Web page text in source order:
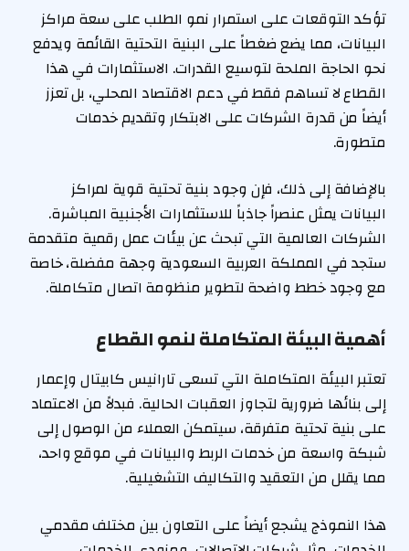
تؤكد التوقعات على استمرار نمو الطلب على سعة مراكز
البيانات، مما يضع ضغطاً على البنية التحتية القائمة ويدفع
نحو الحاجة الملحة لتوسيع القدرات. الاستثمارات في هذا
القطاع لا تساهم فقط في دعم الاقتصاد المحلي، بل تعزز
أيضاً من قدرة الشركات على الابتكار وتقديم خدمات
متطورة.
بالإضافة إلى ذلك، فإن وجود بنية تحتية قوية لمراكز
البيانات يمثل عنصراً جاذباً للاستثمارات الأجنبية المباشرة.
الشركات العالمية التي تبحث عن بيئات عمل رقمية متقدمة
ستجد في المملكة العربية السعودية وجهة مفضلة، خاصة
مع وجود خطط واضحة لتطوير منظومة اتصال متكاملة.
أهمية البيئة المتكاملة لنمو القطاع
تعتبر البيئة المتكاملة التي تسعى تارانيس كابيتال وإعمار
إلى بنائها ضرورية لتجاوز العقبات الحالية. فبدلاً من الاعتماد
على بنية تحتية متفرقة، سيتمكن العملاء من الوصول إلى
شبكة واسعة من خدمات الربط والبيانات في موقع واحد،
مما يقلل من التعقيد والتكاليف التشغيلية.
هذا النموذج يشجع أيضاً على التعاون بين مختلف مقدمي